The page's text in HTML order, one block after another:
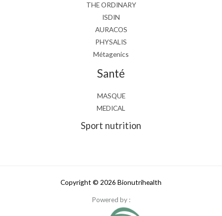
THE ORDINARY
ISDIN
AURACOS
PHYSALIS
Métagenics
Santé
MASQUE
MEDICAL
Sport nutrition
Copyright © 2026 Bionutrihealth
Powered by :